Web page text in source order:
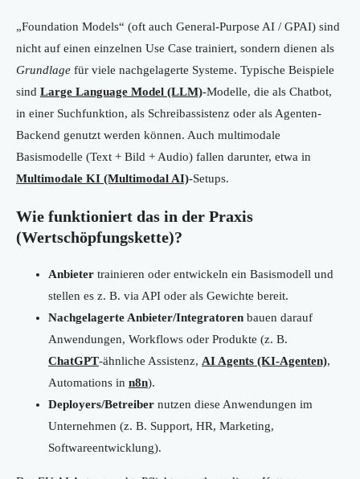
„Foundation Models“ (oft auch General-Purpose AI / GPAI) sind
nicht auf einen einzelnen Use Case trainiert, sondern dienen als
Grundlage für viele nachgelagerte Systeme. Typische Beispiele
sind Large Language Model (LLM)-Modelle, die als Chatbot,
in einer Suchfunktion, als Schreibassistenz oder als Agenten-
Backend genutzt werden können. Auch multimodale
Basismodelle (Text + Bild + Audio) fallen darunter, etwa in
Multimodale KI (Multimodal AI)-Setups.
Wie funktioniert das in der Praxis
(Wertschöpfungskette)?
Anbieter trainieren oder entwickeln ein Basismodell und
stellen es z. B. via API oder als Gewichte bereit.
Nachgelagerte Anbieter/Integratoren bauen darauf
Anwendungen, Workflows oder Produkte (z. B.
ChatGPT-ähnliche Assistenz, AI Agents (KI-Agenten),
Automations in n8n).
Deployers/Betreiber nutzen diese Anwendungen im
Unternehmen (z. B. Support, HR, Marketing,
Softwareentwicklung).